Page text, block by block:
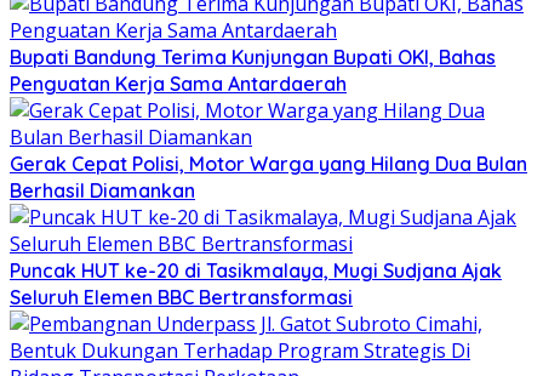
Bupati Bandung Terima Kunjungan Bupati OKI, Bahas
Penguatan Kerja Sama Antardaerah
Gerak Cepat Polisi, Motor Warga yang Hilang Dua Bulan
Berhasil Diamankan
Puncak HUT ke-20 di Tasikmalaya, Mugi Sudjana Ajak
Seluruh Elemen BBC Bertransformasi